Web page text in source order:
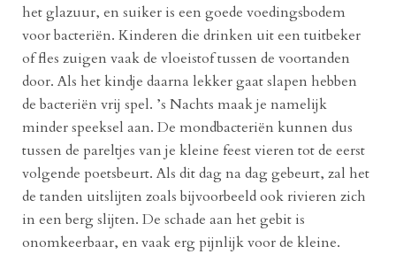
het glazuur, en suiker is een goede voedingsbodem
voor bacteriën. Kinderen die drinken uit een tuitbeker
of fles zuigen vaak de vloeistof tussen de voortanden
door. Als het kindje daarna lekker gaat slapen hebben
de bacteriën vrij spel. ’s Nachts maak je namelijk
minder speeksel aan. De mondbacteriën kunnen dus
tussen de pareltjes van je kleine feest vieren tot de eerst
volgende poetsbeurt. Als dit dag na dag gebeurt, zal het
de tanden uitslijten zoals bijvoorbeeld ook rivieren zich
in een berg slijten. De schade aan het gebit is
onomkeerbaar, en vaak erg pijnlijk voor de kleine.